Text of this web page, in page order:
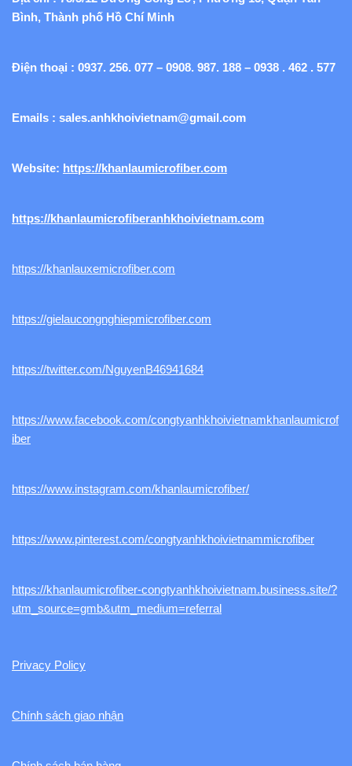
Bình, Thành phố Hồ Chí Minh
Điện thoại : 0937. 256. 077 – 0908. 987. 188 – 0938 . 462 . 577
Emails : sales.anhkhoivietnam@gmail.com
Website: https://khanlaumicrofiber.com
https://khanlaumicrofiberanhkhoivietnam.com
https://khanlauxemicrofiber.com
https://gielaucongnghiepmicrofiber.com
https://twitter.com/NguyenB46941684
https://www.facebook.com/congtyanhkhoivietnamkhanlaumicrof
iber
https://www.instagram.com/khanlaumicrofiber/
https://www.pinterest.com/congtyanhkhoivietnammicrofiber
https://khanlaumicrofiber-congtyanhkhoivietnam.business.site/?
utm_source=gmb&utm_medium=referral
Privacy Policy
Chính sách giao nhận